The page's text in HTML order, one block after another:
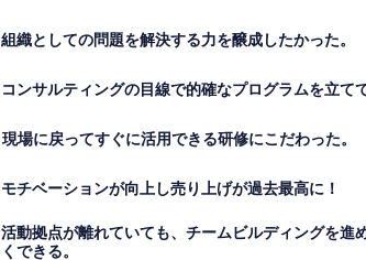
組織としての問題を解決する力を醸成したかった。
コンサルティングの目線で的確なプログラムを立て
現場に戻ってすぐに活用できる研修にこだわった。
モチベーションが向上し売り上げが過去最高に！
活動拠点が離れていても、チームビルディングを進
くできる。